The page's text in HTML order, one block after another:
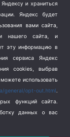
и храниться
Яндекс будет
вами сайта,
нашего сайта, и
эту информацию в
сервиса Яндекс
cookies, выбрав
использовать
general/opt-out.html.
функций сайта.
данных о вас